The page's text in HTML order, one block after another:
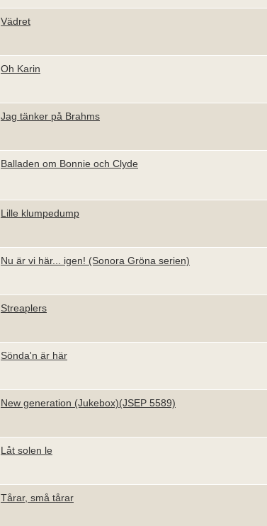
Vädret
Oh Karin
Jag tänker på Brahms
Balladen om Bonnie och Clyde
Lille klumpedump
Nu är vi här... igen! (Sonora Gröna serien)
Streaplers
Sönda'n är här
New generation (Jukebox)(JSEP 5589)
Låt solen le
Tårar, små tårar